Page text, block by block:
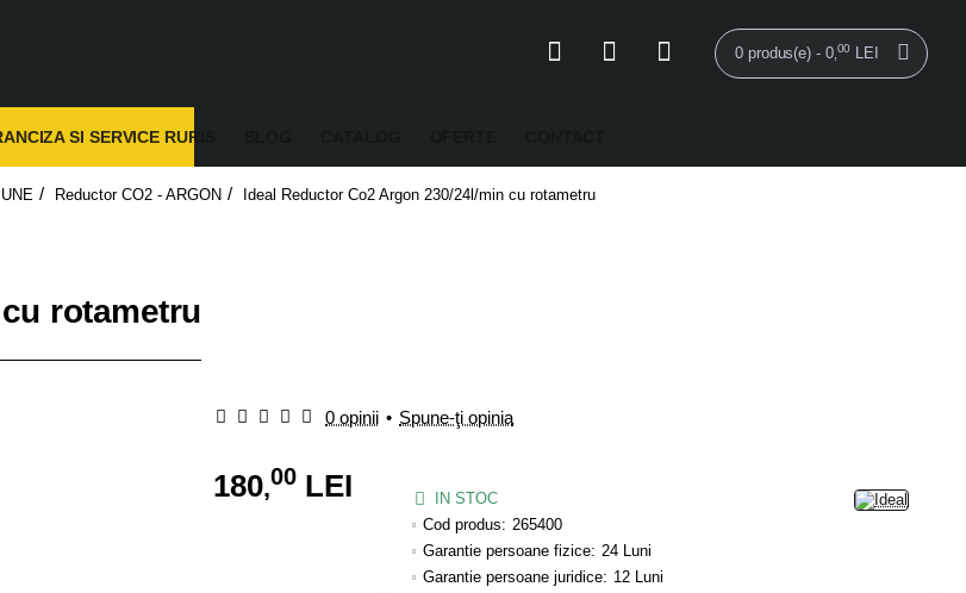
0 produs(e) - 0, 00 LEI
SI SERVICE RURIS
Reductor CO2 - ARGON Ideal Reductor Co2 Argon 230/24l/min cu rotametru
rotametru
0 opinii • Spune-ţi opinia
180,00 LEI
IN STOC
Cod produs: 265400
Garantie persoane fizice: 24 Luni
Garantie persoane juridice: 12 Luni